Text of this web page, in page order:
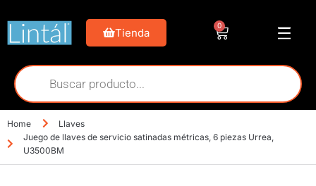
Tienda
0
Home
Llaves
Juego de llaves de servicio satinadas métricas, 6 piezas Urrea,
U3500BM